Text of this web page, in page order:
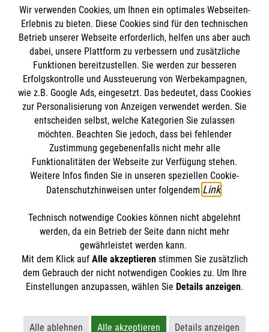
STORIES
HILFREICH
ENGAGEMENT
FINDE DEIN ENGAGEMENT
Wie Sport verbindet
Ehrenamt #Freizeitaktivitäten #Integration
Bewerte diesen Artikel
Themenübersicht Über diesen Hub
Kontakt Impressum
Datenschutz Malteser.de
Wir verwenden Cookies, um Ihnen ein optimales Webseiten-
Erlebnis zu bieten. Diese Cookies sind für den technischen
Betrieb unserer Webseite erforderlich, helfen uns aber auch
dabei, unsere Plattform zu verbessern und zusätzliche
Funktionen bereitzustellen. Sie werden zur besseren
Erfolgskontrolle und Aussteuerung von Werbekampagnen,
wie z.B. Google Ads, eingesetzt. Das bedeutet, dass Cookies
zur Personalisierung von Anzeigen verwendet werden. Sie
entscheiden selbst, welche Kategorien Sie zulassen
möchten. Beachten Sie jedoch, dass bei fehlender
Zustimmung gegebenenfalls nicht mehr alle
Funktionalitäten der Webseite zur Verfügung stehen.
Weitere Infos finden Sie in unseren speziellen Cookie-
Datenschutzhinweisen unter folgendem Link
Technisch notwendige Cookies können nicht abgelehnt
werden, da ein Betrieb der Seite dann nicht mehr
gewährleistet werden kann.
Mit dem Klick auf Alle akzeptierenstimmen Sie zusätzlich
dem Gebrauch der nicht notwendigen Cookies zu. Um Ihre
Einstellungen anzupassen, wählen Sie Details anzeigen.
Alle ablehnen Alle akzeptieren Details anzeigen